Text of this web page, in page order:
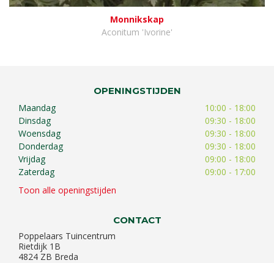
Monnikskap
Aconitum 'Ivorine'
OPENINGSTIJDEN
Maandag
10:00 - 18:00
Dinsdag
09:30 - 18:00
Woensdag
09:30 - 18:00
Donderdag
09:30 - 18:00
Vrijdag
09:00 - 18:00
Zaterdag
09:00 - 17:00
Toon alle openingstijden
CONTACT
Poppelaars Tuincentrum
Rietdijk 1B
4824 ZB Breda